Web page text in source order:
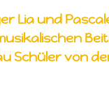
Lia und
Schüler von